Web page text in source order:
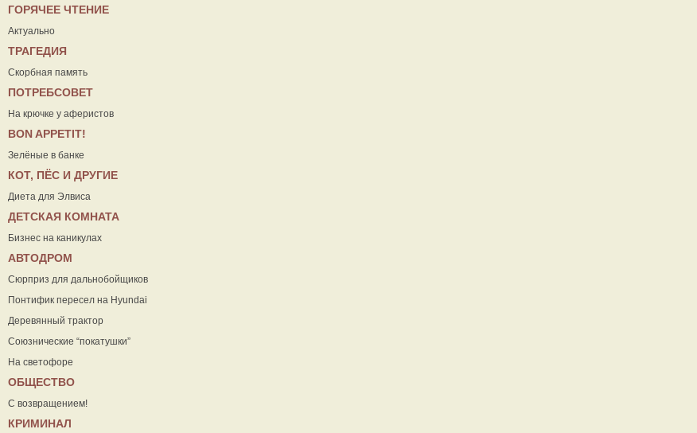
ГОРЯЧЕЕ ЧТЕНИЕ
Актуально
ТРАГЕДИЯ
Скорбная память
ПОТРЕБСОВЕТ
На крючке у аферистов
ВON APPETIT!
Зелёные в банке
КОТ, ПЁС И ДРУГИЕ
Диета для Элвиса
ДЕТСКАЯ КОМНАТА
Бизнес на каникулах
АВТОДРОМ
Сюрприз для дальнобойщиков
Понтифик пересел на Hyundai
Деревянный трактор
Союзнические “покатушки”
На светофоре
ОБЩЕСТВО
С возвращением!
КРИМИНАЛ